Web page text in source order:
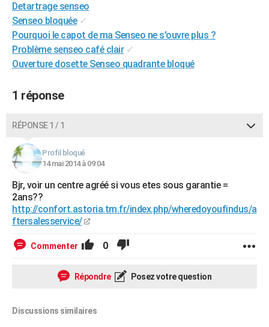
Alimentation
Guide de la santé
Maladies
Médicaments
Sommeil
VOYAGE
Destinations
City break
Voyage nature
Voyage de noces
Forum
Climat
+PHOTO
GUIDES D'ACHAT
BONS PLANS
Dictionnaire
Biographies
Citations
Expressions
Proverbes
PROGRAMME TV
COPAINS D'AVANT
S'inscrire
Se connecter
Lycées
Collèges
Primaires
Universités
Entreprises
Service militaire
Avis de recherche
AVIS DE DÉCÈS
FORUM
Detartrage senseo
Senseo bloquée ✓
Pourquoi le capot de ma Senseo ne s'ouvre plus ?
Problème senseo café clair ✓
Ouverture dosette Senseo quadrante bloqué
1 réponse
RÉPONSE 1 / 1
Profil bloqué
14 mai 2014 à 09:04
Bjr, voir un centre agréé si vous etes sous garantie =
2ans??
http://confort.astoria.tm.fr/index.php/wheredoyoufindus/a
ftersalesservice/
Commenter 0
Répondre Posez votre question
Discussions similaires